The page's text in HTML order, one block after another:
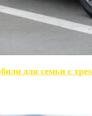
для семьи с